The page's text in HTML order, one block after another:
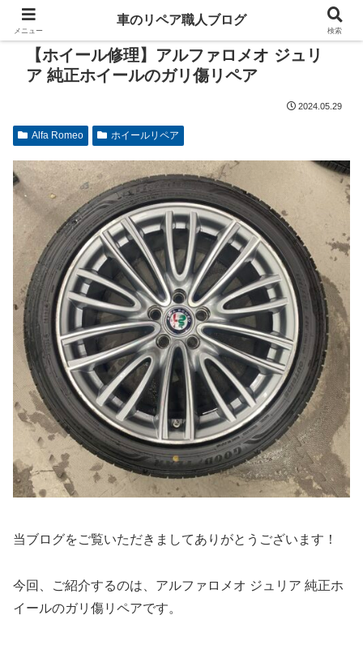
【ホイール修理】アルファロメオ ジュリ
ア 純正ホイールのガリ傷リペア
2024.05.29
Alfa Romeo ホイールリペア
当ブログをご覧いただきましてありがとうございます！
今回、ご紹介するのは、アルファロメオ ジュリア 純正ホ
イールのガリ傷リペアです。
メニュー
車のリペア職人ブログ
検索